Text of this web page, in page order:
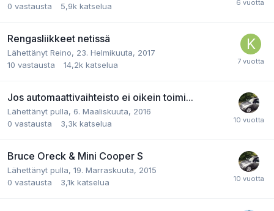
0 vastausta 5,9k katselua
Rengasliikkeet netissä
Lähettänyt Reino, 23. Helmikuuta, 2017
10 vastausta 14,2k katselua
Jos automaattivaihteisto ei oikein toimi...
Lähettänyt pulla, 6. Maaliskuuta, 2016
0 vastausta 3,3k katselua
Bruce Oreck & Mini Cooper S
Lähettänyt pulla, 19. Marraskuuta, 2015
0 vastausta 3,1k katselua